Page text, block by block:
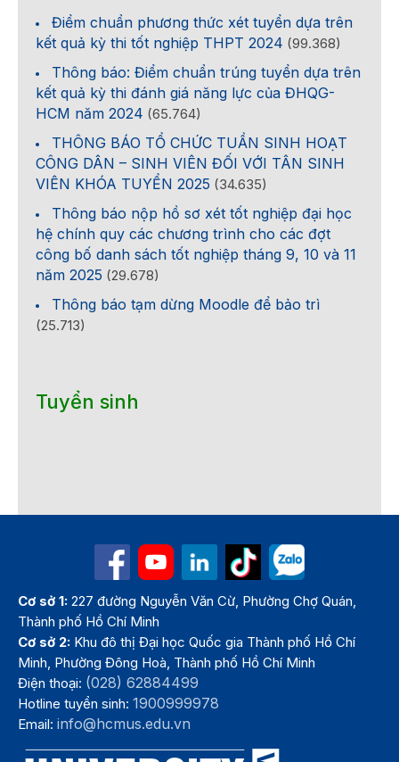
Điểm chuẩn phương thức xét tuyển dựa trên
kết quả kỳ thi tốt nghiệp THPT 2024 (99.368)
Thông báo: Điểm chuẩn trúng tuyển dựa trên
kết quả kỳ thi đánh giá năng lực của ĐHQG-
HCM năm 2024 (65.764)
THÔNG BÁO TỔ CHỨC TUẦN SINH HOẠT
CÔNG DÂN – SINH VIÊN ĐỐI VỚI TÂN SINH
VIÊN KHÓA TUYỂN 2025 (34.635)
Thông báo nộp hồ sơ xét tốt nghiệp đại học
hệ chính quy các chương trình cho các đợt
công bố danh sách tốt nghiệp tháng 9, 10 và 11
năm 2025 (29.678)
Thông báo tạm dừng Moodle để bảo trì
(25.713)
Tuyển sinh
Cơ sở 1: 227 đường Nguyễn Văn Cừ, Phường Chợ Quán,
Thành phố Hồ Chí Minh
Cơ sở 2: Khu đô thị Đại học Quốc gia Thành phố Hồ Chí
Minh, Phường Đông Hoà, Thành phố Hồ Chí Minh
Điện thoại: (028) 62884499
Hotline tuyển sinh:1900999978
Email:info@hcmus.edu.vn